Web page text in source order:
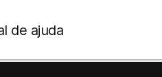
de ajuda